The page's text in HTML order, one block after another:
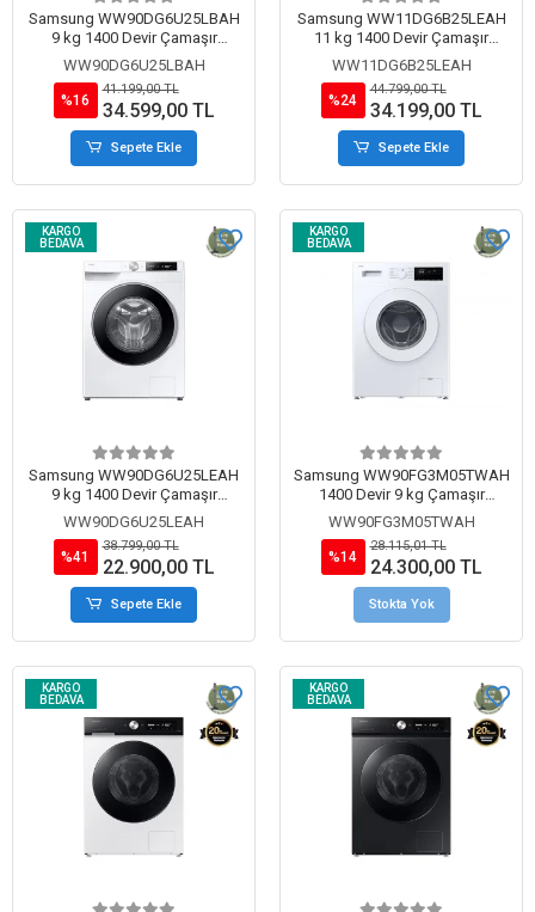
Samsung WW90DG6U25LBAH
9 kg 1400 Devir Çamaşır
Makinesi Siyah
WW90DG6U25LBAH
%16
41.199,00 TL
34.599,00 TL
Sepete Ekle
Samsung WW11DG6B25LEAH
11 kg 1400 Devir Çamaşır
Makinesi Beyaz
WW11DG6B25LEAH
%24
44.799,00 TL
34.199,00 TL
Sepete Ekle
KARGO
BEDAVA
Samsung WW90DG6U25LEAH
9 kg 1400 Devir Çamaşır
Makinesi Beyaz
WW90DG6U25LEAH
%41
38.799,00 TL
22.900,00 TL
Sepete Ekle
KARGO
BEDAVA
Samsung WW90FG3M05TWAH
1400 Devir 9 kg Çamaşır
Makinesi
WW90FG3M05TWAH
%14
28.115,01 TL
24.300,00 TL
Stokta Yok
KARGO
BEDAVA
KARGO
BEDAVA